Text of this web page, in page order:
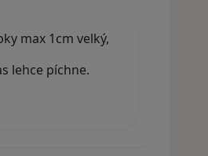
max 1cm velký,
lehce píchne.